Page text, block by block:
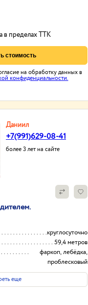
в пределах ТТК
стоимость
на обработку данных в
конфиденциальности.
Даниил
+7(991)629-08-41
более 3 лет на сайте
круглосуточно
59,4 метров
фаркоп, лебёдка,
проблесковый
маячок,
еще